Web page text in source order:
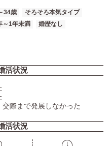
34歳
そろそろ本気タイプ
～1年未満 婚歴なし
活状況
交際まで発展しなかった
活状況